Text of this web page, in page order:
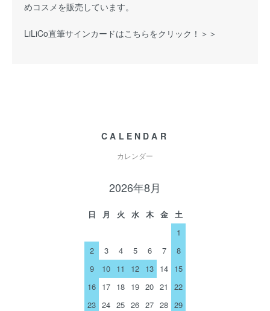
めコスメを販売しています。
LiLiCo直筆サインカードはこちらをクリック！＞＞
CALENDAR
カレンダー
2026年8月
日 月 火 水 木 金
土
1
2
3 4 5 6 7
8
9
10 11 12 13 14 15
16 17 18 19 20 21
22
23 24 25 26 27 28 29